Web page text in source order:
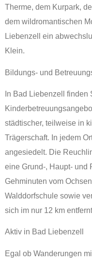
Therme, dem Kurpark,
dem wildromantischen
Liebenzell ein
Klein.
Bildungs- und
In Bad Liebenzell
städtischer, teilweise in
Trägerschaft. In jedem
angesiedelt. Die
eine Grund-, Haupt- und
Gehminuten vom
Walddorfschule sowie
sich im nur 12 km
Aktiv in Bad Liebenzell
Egal ob Wanderungen